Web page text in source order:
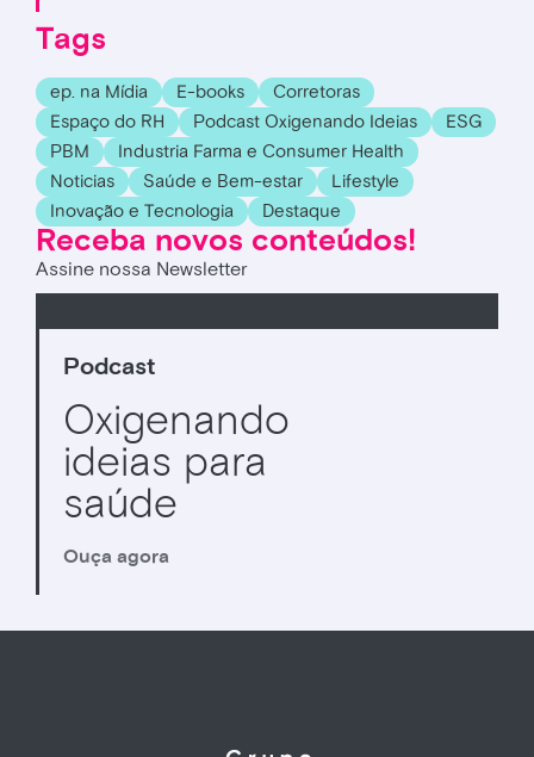
Tags
ep. na Mídia E-books
Corretoras
Espaço do RH
Podcast Oxigenando Ideias
ESG
PBM
Industria Farma e Consumer Health
Noticias
Saúde e Bem-estar
Lifestyle
Inovação e Tecnologia
Destaque
Receba novos conteúdos!
Assine nossa Newsletter
Podcast
Oxigenando
ideias para
saúde
Ouça agora